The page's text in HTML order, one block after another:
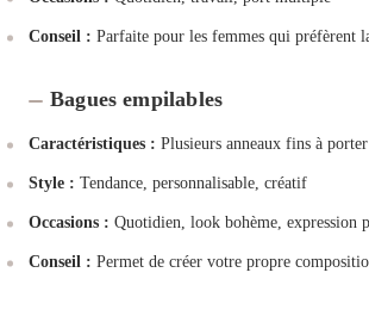
Conseil : Parfaite pour les femmes qui préfèrent
Bagues empilables
Caractéristiques : Plusieurs anneaux fins à
Style : Tendance, personnalisable, créatif
Occasions : Quotidien, look bohème, expression
Conseil : Permet de créer votre propre